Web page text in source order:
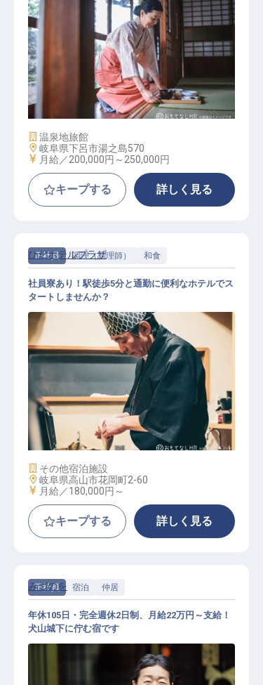
レストランサービス / 正社員
施設業態
温泉地旅館
勤務地
岐阜県下呂市湯之島570
給与
月給／200,000円～ 250,000円
キープする 詳しく見る
正社員 調理（調理師） 和食
和食調理士・見習い
ひだホテルプラザ
社員寮あり！駅徒歩5分と通勤に便利なホテルでス
タートしませんか？
施設業態
その他宿泊施設
勤務地
岐阜県高山市花岡町2-60
給与
月給／180,000円～
キープする 詳しく見る
正社員 宿泊 仲居
みづのを
年休105日・完全週休2日制、月給22万円～支給！
犬山城下に佇む宿です